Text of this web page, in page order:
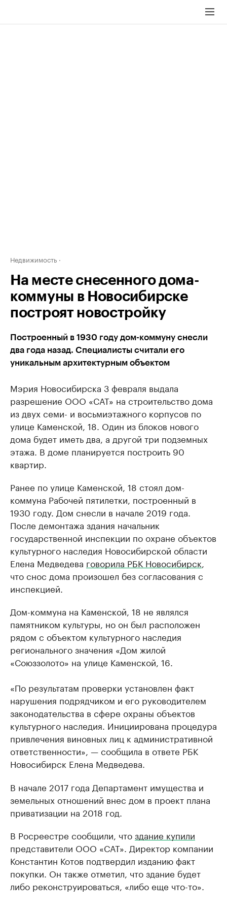
Недвижимость
На месте снесенного дома-
коммуны в Новосибирске
построят новостройку
Построенный в 1930 году дом-коммуну снесли
два года назад. Специалисты считали его
уникальным архитектурным объектом
Мэрия Новосибирска 3 февраля выдала
разрешение ООО «САТ» на строительство дома
из двух семи- и восьмиэтажного корпусов по
улице Каменской, 18. Один из блоков нового
дома будет иметь два, а другой три подземных
этажа. В доме планируется построить 90
квартир.
Ранее по улице Каменской, 18 стоял дом-
коммуна Рабочей пятилетки, построенный в
1930 году. Дом снесли в начале 2019 года.
После демонтажа здания начальник
государственной инспекции по охране объектов
культурного наследия Новосибирской области
Елена Медведева говорила РБК Новосибирск
что снос дома произошел без согласования с
инспекцией.
Дом-коммуна на Каменской, 18 не являлся
памятником культуры, но он был расположен
рядом с объектом культурного наследия
регионального значения «Дом жилой
«Союззолото» на улице Каменской, 16.
«По результатам проверки установлен факт
нарушения подрядчиком и его руководителем
законодательства в сфере охраны объектов
культурного наследия. Инициирована процедура
привлечения виновных лиц к административной
ответственности», — сообщила в ответе РБК
Новосибирск Елена Медведева.
В начале 2017 года Департамент имущества и
земельных отношений внес дом в проект плана
приватизации на 2018 год.
В Росреестре сообщили, чтоздание купили
представители ООО «САТ». Директор компании
Константин Котов подтвердил изданию факт
покупки. Он также отметил, что здание будет
либо реконструироваться, «либо еще что-то».